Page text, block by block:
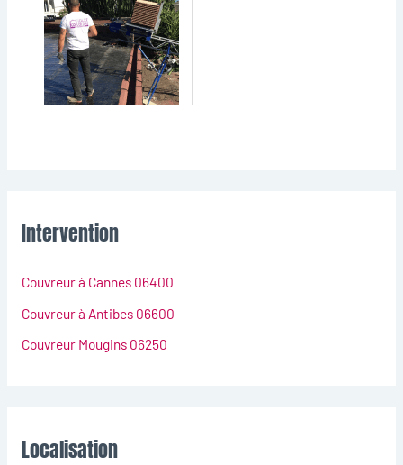
Intervention
Couvreur à Cannes 06400
Couvreur à Antibes 06600
Couvreur Mougins 06250
Localisation